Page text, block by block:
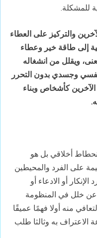
للمشكلة.
والتركيز على العطاء
إلى طاقة خير وعطاء
ويقلل من انشغاله
وجسدي بدون التحرر
الآخرين كأشخاص وبناء
أخلاقي بل هو
على الفرد والمحيطين
أو الادعاء أو
عن خلل في المنظومة
منه أولا فهمًا عميقًا
الاعتراف به وثالثا طلب